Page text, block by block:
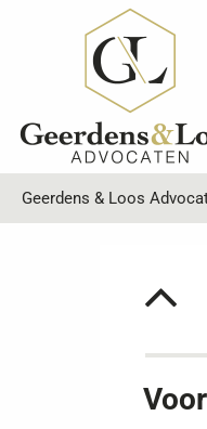
Geerdens & Loos